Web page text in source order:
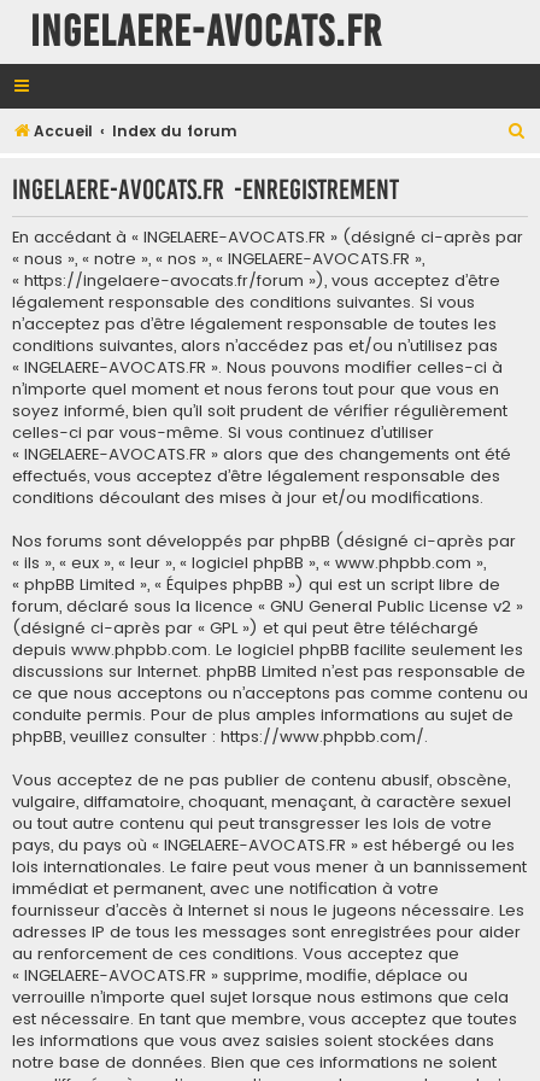
INGELAERE-AVOCATS.FR
Accueil Index du forum
h
INGELAERE-AVOCATS.FR -Enregistrement
En accédant à « INGELAERE-AVOCATS.FR » (désigné ci-après par
« nous », « notre », « nos », « INGELAERE-AVOCATS.FR »,
« https://ingelaere-avocats.fr/forum »), vous acceptez d’être
légalement responsable des conditions suivantes. Si vous
n’acceptez pas d’être légalement responsable de toutes les
conditions suivantes, alors n’accédez pas et/ou n’utilisez pas
« INGELAERE-AVOCATS.FR ». Nous pouvons modifier celles-ci à
n’importe quel moment et nous ferons tout pour que vous en
soyez informé, bien qu’il soit prudent de vérifier régulièrement
celles-ci par vous-même. Si vous continuez d’utiliser
« INGELAERE-AVOCATS.FR » alors que des changements ont été
effectués, vous acceptez d’être légalement responsable des
conditions découlant des mises à jour et/ou modifications.
Nos forums sont développés par phpBB (désigné ci-après par
« ils », « eux », « leur », « logiciel phpBB », « www.phpbb.com »,
« phpBB Limited », « Équipes phpBB ») qui est un script libre de
forum, déclaré sous la licence « GNU General Public License v2 »
(désigné ci-après par « GPL ») et qui peut être téléchargé
depuis www.phpbb.com. Le logiciel phpBB facilite seulement les
discussions sur Internet. phpBB Limited n’est pas responsable de
ce que nous acceptons ou n’acceptons pas comme contenu ou
conduite permis. Pour de plus amples informations au sujet de
phpBB, veuillez consulter : https://www.phpbb.com/.
Vous acceptez de ne pas publier de contenu abusif, obscène,
vulgaire, diffamatoire, choquant, menaçant, à caractère sexuel
ou tout autre contenu qui peut transgresser les lois de votre
pays, du pays où « INGELAERE-AVOCATS.FR » est hébergé ou les
lois internationales. Le faire peut vous mener à un bannissement
immédiat et permanent, avec une notification à votre
fournisseur d’accès à Internet si nous le jugeons nécessaire. Les
adresses IP de tous les messages sont enregistrées pour aider
au renforcement de ces conditions. Vous acceptez que
« INGELAERE-AVOCATS.FR » supprime, modifie, déplace ou
verrouille n’importe quel sujet lorsque nous estimons que cela
est nécessaire. En tant que membre, vous acceptez que toutes
les informations que vous avez saisies soient stockées dans
notre base de données. Bien que ces informations ne soient